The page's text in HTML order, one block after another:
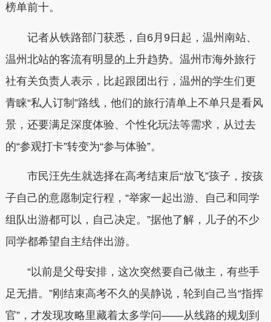
榜单前十。
记者从铁路部门获悉，自6月9日起，温州南站、
温州北站的客流有明显的上升趋势。 温州市海外旅行
社有关负责人表示，比起跟团出行，温州的学生们更
青睐“私人订制”路线，他们的旅行清单上不单只是看风
景，还要满足深度体验、个性化玩法等需求，从过去
的“参观打卡”转变为“参与体验”。
市民汪先生就选择在高考结束后“放飞”孩子，按孩
子自己的意愿制定行程，“举家一起出游、自己和同学
组队出游都可以，自己决定。”据他了解，儿子的不少
同学都希望自主结伴出游。
“以前是父母安排，这次突然要自己做主，有些手
足无措。”刚结束高考不久的吴静说，轮到自己当“指挥
官”，才发现攻略里藏着太多学问——从线路的规划到